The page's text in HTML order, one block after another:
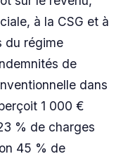
à la CSG et à
du régime
de
dans
1 000 €
% de charges
45 % de